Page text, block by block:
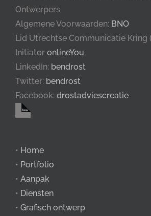
Ontwerpers
Algemene Voorwaarden: BNO
Lid Utrechtse Communicatie Kring
Initiator onlineYou
LinkedIn: bendrost
Twitter: bendrost
Facebook: drostadviescreatie
• Home
• Portfolio
• Aanpak
• Diensten
• Grafisch ontwerp